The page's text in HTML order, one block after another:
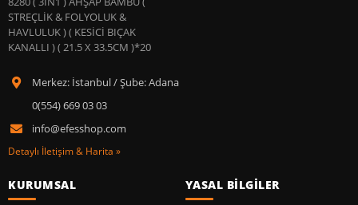
Merkez: İstanbul / Şube: Adana
0(554) 669 03 03
info@efesshop.com
Detaylı İletişim & Harita »
KURUMSAL YASAL BİLGİLER